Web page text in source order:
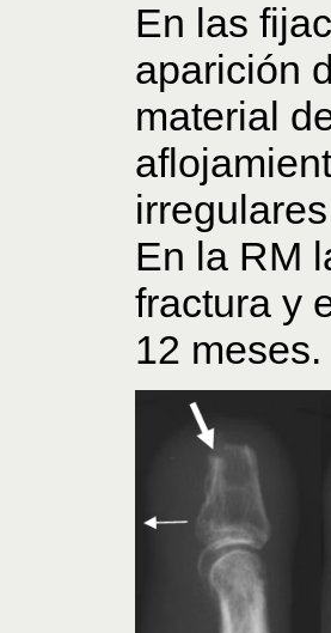
En las
aparición
material
En la RM
fractura y
12 meses.